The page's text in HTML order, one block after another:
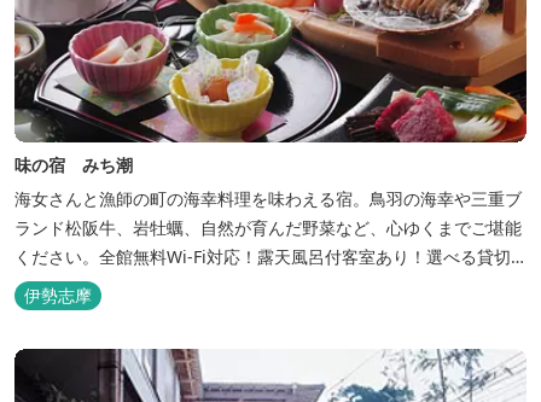
味の宿 みち潮
海女さんと漁師の町の海幸料理を味わえる宿。鳥羽の海幸や三重ブ
ランド松阪牛、岩牡蠣、自然が育んだ野菜など、心ゆくまでご堪能
ください。全館無料Wi-Fi対応！露天風呂付客室あり！選べる貸切
風呂も人気♪相差町内にはパワースポット石神さん（神明神社）あ
り！伊勢神宮・おかげ横丁まで最短40分！鳥羽十景にも選ばれた千
ない場所だからこそ、星空がき...
伊勢志摩